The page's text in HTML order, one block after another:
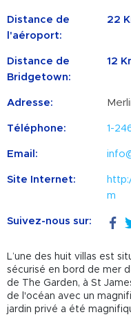
Distance de
l'aéroport:
22
Distance de
Bridgetown:
12
Adresse:
Téléphone: 1-
Email:
Site Internet:
m
Suivez-nous sur:
L’une des huit villas est
sécurisé en bord de mer
de The Garden, à St
de l'océan avec un
jardin privé a été